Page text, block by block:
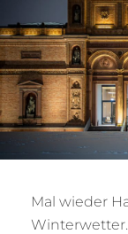
Mal wieder
Winterwetter.